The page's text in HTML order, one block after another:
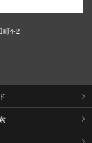
町4-2